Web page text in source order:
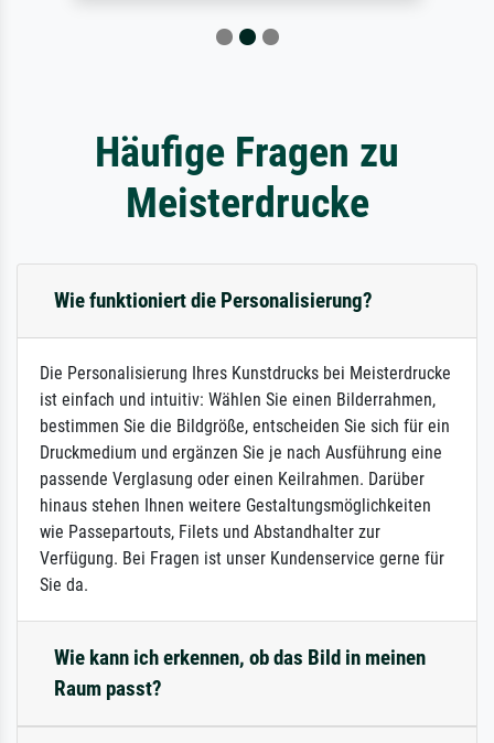
Häufige Fragen zu
Meisterdrucke
Wie funktioniert die Personalisierung?
Die Personalisierung Ihres Kunstdrucks bei Meisterdrucke
ist einfach und intuitiv: Wählen Sie einen Bilderrahmen,
bestimmen Sie die Bildgröße, entscheiden Sie sich für ein
Druckmedium und ergänzen Sie je nach Ausführung eine
passende Verglasung oder einen Keilrahmen. Darüber
hinaus stehen Ihnen weitere Gestaltungsmöglichkeiten
wie Passepartouts, Filets und Abstandhalter zur
Verfügung. Bei Fragen ist unser Kundenservice gerne für
Sie da.
Wie kann ich erkennen, ob das Bild in meinen
Raum passt?